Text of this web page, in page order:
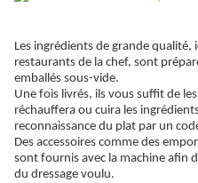
Les ingrédients de grande qualité,
restaurants de la chef, sont
emballés sous-vide.
Une fois livrés, ils vous suffit de
réchauffera ou cuira les
reconnaissance du plat par un
Des accessoires comme des
sont fournis avec la machine afin
du dressage voulu.